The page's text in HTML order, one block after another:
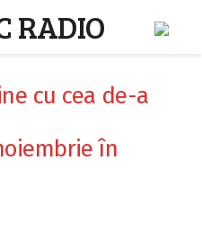
cu cea de-a
în